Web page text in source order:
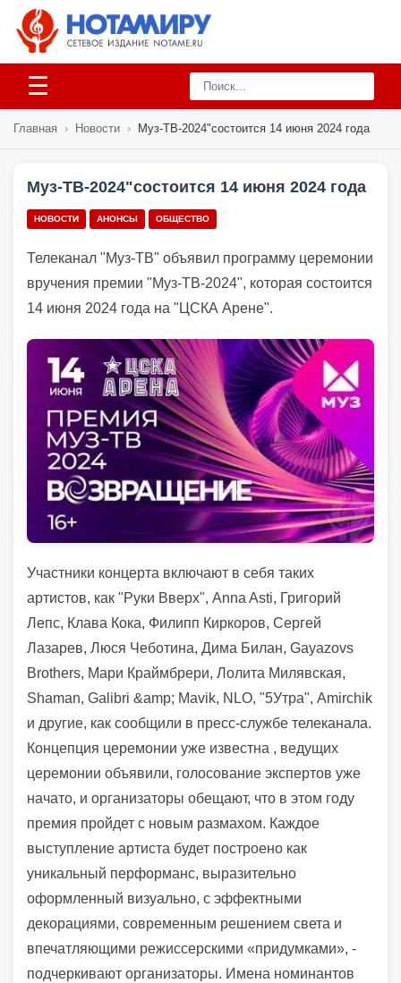
☰
Главная › Новости › Муз-ТВ-2024"состоится 14 июня 2024 года
Муз-ТВ-2024"состоится 14 июня 2024 года
НОВОСТИ АНОНСЫ ОБЩЕСТВО
Телеканал "Муз-ТВ" объявил программу церемонии
вручения премии "Муз-ТВ-2024", которая состоится
14 июня 2024 года на "ЦСКА Арене".
Участники концерта включают в себя таких
артистов, как "Руки Вверх", Anna Asti, Григорий
Лепс, Клава Кока, Филипп Киркоров, Сергей
Лазарев, Люся Чеботина, Дима Билан, Gayazovs
Brothers, Мари Краймбрери, Лолита Милявская,
Shaman, Galibri &amp; Mavik, NLO, "5Утра", Amirchik
и другие, как сообщили в пресс-службе телеканала.
Концепция церемонии уже известна , ведущих
церемонии объявили, голосование экспертов уже
начато, и организаторы обещают, что в этом году
премия пройдет с новым размахом. Каждое
выступление артиста будет построено как
уникальный перформанс, выразительно
оформленный визуально, с эффектными
декорациями, современным решением света и
впечатляющими режиссерскими «придумками», -
подчеркивают организаторы. Имена номинантов